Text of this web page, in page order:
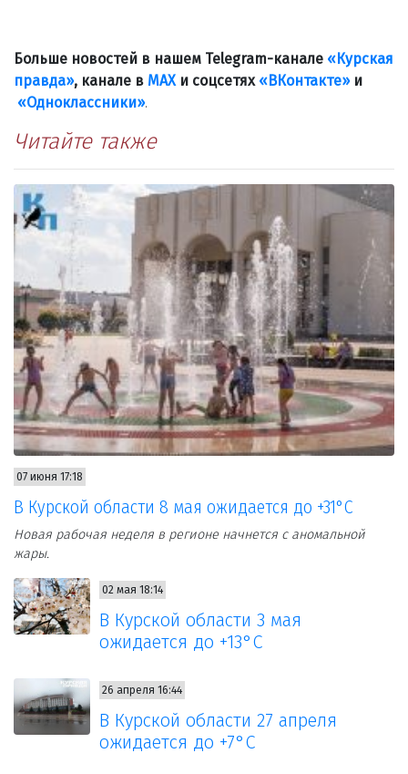
Больше новостей в нашем Telegram-канале «Курская
правда», канале в МАХи соцсетях «ВКонтакте»и
«Одноклассники».
Читайте также
07 июня 17:18
В Курской области 8 мая ожидается до +31°С
Новая рабочая неделя в регионе начнется с аномальной
жары.
02 мая 18:14
В Курской области 3 мая
ожидается до +13°С
26 апреля 16:44
В Курской области 27 апреля
ожидается до +7°С